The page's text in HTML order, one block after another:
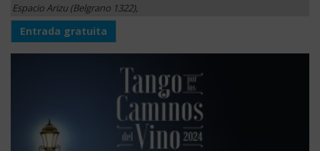
Espacio Arizu (Belgrano 1322),
Entrada gratuita